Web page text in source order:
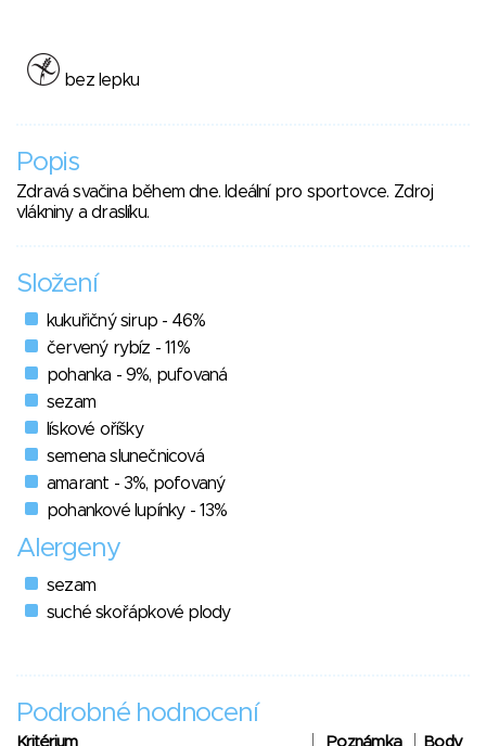
bez lepku
Popis
Zdravá svačina během dne. Ideální pro sportovce. Zdroj
vlákniny a draslíku.
Složení
kukuřičný sirup - 46%
červený rybíz - 11%
pohanka - 9%, pufovaná
sezam
lískové oříšky
semena slunečnicová
amarant - 3%, pofovaný
pohankové lupínky - 13%
Alergeny
sezam
suché skořápkové plody
Podrobné hodnocení
Kritérium Poznámka
Body